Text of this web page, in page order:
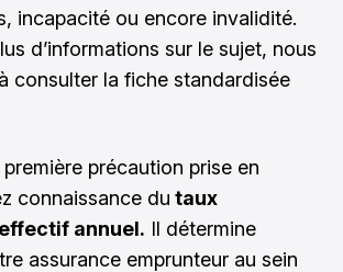
incapacité ou encore invalidité.
d’informations sur le sujet, nous
consulter la fiche standardisée
précaution prise en
connaissance du taux
annuel. Il détermine
assurance emprunteur au sein